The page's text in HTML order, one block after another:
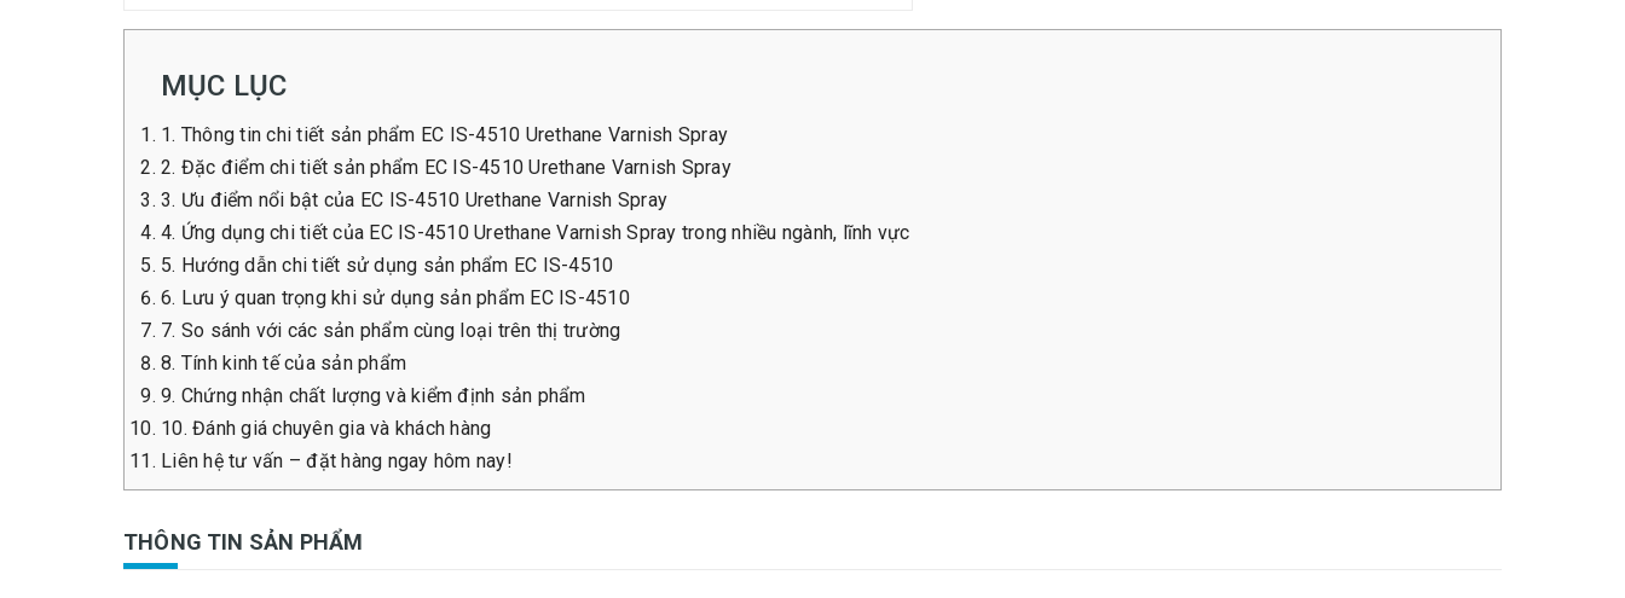
MỤC LỤC
1. Thông tin chi tiết sản phẩm EC IS-4510 Urethane Varnish Spray
2. Đặc điểm chi tiết sản phẩm EC IS-4510 Urethane Varnish Spray
3. Ưu điểm nổi bật của EC IS-4510 Urethane Varnish Spray
4. Ứng dụng chi tiết của EC IS-4510 Urethane Varnish Spray trong nhiều ngành, lĩnh vực
5. Hướng dẫn chi tiết sử dụng sản phẩm EC IS-4510
6. Lưu ý quan trọng khi sử dụng sản phẩm EC IS-4510
7. So sánh với các sản phẩm cùng loại trên thị trường
8. Tính kinh tế của sản phẩm
9. Chứng nhận chất lượng và kiểm định sản phẩm
10. Đánh giá chuyên gia và khách hàng
Liên hệ tư vấn – đặt hàng ngay hôm nay!
THÔNG TIN SẢN PHẨM